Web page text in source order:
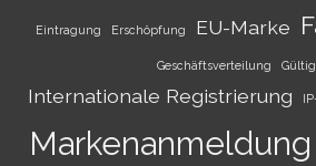
Eintragung Erschöpfung EU-Marke
Geschäftsverteilung
Internationale Registrierung
Markenanmeldung